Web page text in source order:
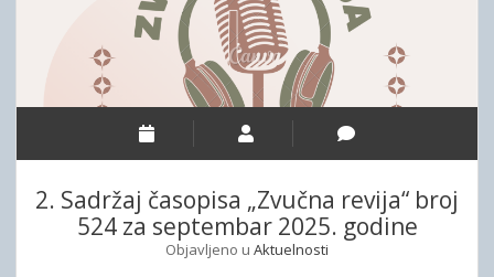
a
–
D
a
a
i
j
u
k
a
t
i
t
r
2. Sadržaj časopisa „Zvučna revija“ broj
524 za septembar 2025. godine
Objavljeno u Aktuelnosti